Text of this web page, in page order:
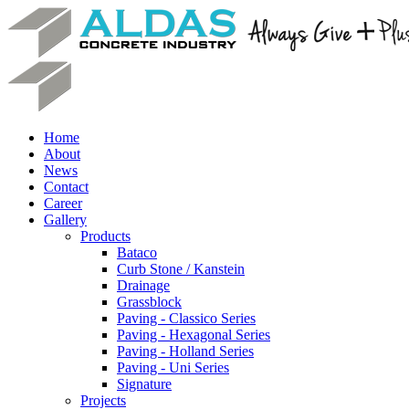
Home
About
News
Contact
Career
Gallery
Products
Bataco
Curb Stone / Kanstein
Drainage
Grassblock
Paving - Classico Series
Paving - Hexagonal Series
Paving - Holland Series
Paving - Uni Series
Signature
Projects